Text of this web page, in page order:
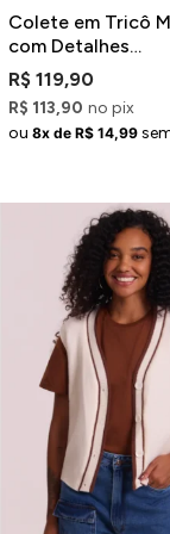
Colete em Tricô
com Detalhes
Contrastantes e
R$ 119,90
R$ 113,90 no pix
ou 8x de R$ 14,99